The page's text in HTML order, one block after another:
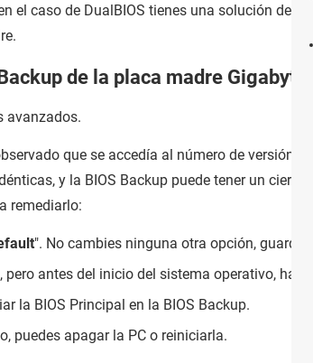
el caso de DualBIOS tienes una solución de
de la placa madre Gigabyte?
avanzados.
que se accedía al número de versión de
y la BIOS Backup puede tener un cierto
remediarlo:
". No cambies ninguna otra opción, guarda
pero antes del inicio del sistema operativo, hay
la BIOS Principal en la BIOS Backup.
puedes apagar la PC o reiniciarla.